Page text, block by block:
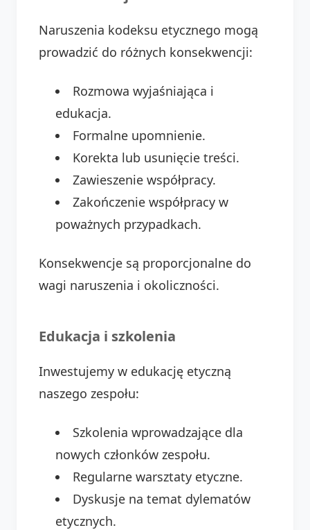
Naruszenia kodeksu etycznego mogą
prowadzić do różnych konsekwencji:
Rozmowa wyjaśniająca i
edukacja.
Formalne upomnienie.
Korekta lub usunięcie treści.
Zawieszenie współpracy.
Zakończenie współpracy w
poważnych przypadkach.
Konsekwencje są proporcjonalne do
wagi naruszenia i okoliczności.
Edukacja i szkolenia
Inwestujemy w edukację etyczną
naszego zespołu:
Szkolenia wprowadzające dla
nowych członków zespołu.
Regularne warsztaty etyczne.
Dyskusje na temat dylematów
etycznych.